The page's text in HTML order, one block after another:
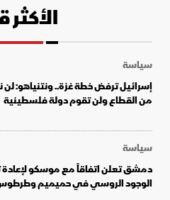
الأكثر
سياسة
إسرائيل ترفض خطة غزة.. ونتنياهو:
من القطاع ولن تقوم دولة فلسطينية
سياسة
دمشق تعلن اتفاقاً مع موسكو
الوجود الروسي في حميميم